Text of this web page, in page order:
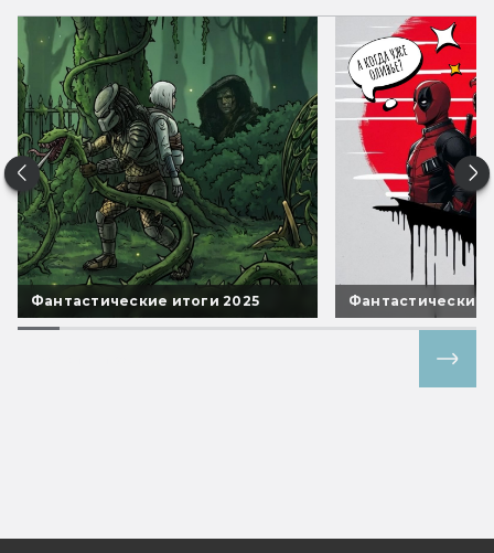
Фантастические итоги 2025 Фантастические